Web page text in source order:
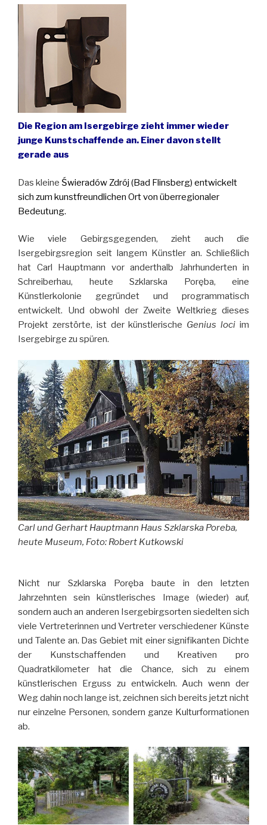
Die Region am Isergebirge zieht immer wieder
junge Kunstschaffende an. Einer davon stellt
gerade aus
Das kleine Świeradów Zdrój (Bad Flinsberg) entwickelt
sich zum kunstfreundlichen Ort von überregionaler
Bedeutung.
Wie viele Gebirgsgegenden, zieht auch die
Isergebirgsregion seit langem Künstler an. Schließlich
hat Carl Hauptmann vor anderthalb Jahrhunderten in
Schreiberhau, heute Szklarska Poręba, eine
Künstlerkolonie gegründet und programmatisch
entwickelt. Und obwohl der Zweite Weltkrieg dieses
Projekt zerstörte, ist der künstlerische Genius loci im
Isergebirge zu spüren.
Carl und Gerhart Hauptmann Haus Szklarska Poreba,
heute Museum, Foto: Robert Kutkowski
Nicht nur Szklarska Poręba baute in den letzten
Jahrzehnten sein künstlerisches Image (wieder) auf,
sondern auch an anderen Isergebirgsorten siedelten sich
viele Vertreterinnen und Vertreter verschiedener Künste
und Talente an. Das Gebiet mit einer signifikanten Dichte
der Kunstschaffenden und Kreativen pro
Quadratkilometer hat die Chance, sich zu einem
künstlerischen Erguss zu entwickeln. Auch wenn der
Weg dahin noch lange ist, zeichnen sich bereits jetzt nicht
nur einzelne Personen, sondern ganze Kulturformationen
ab.